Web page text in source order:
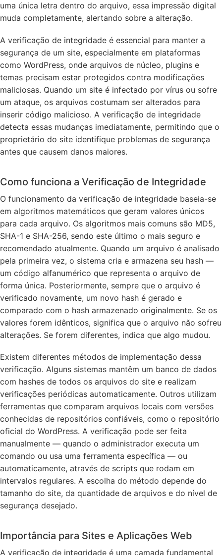
uma única letra dentro do arquivo, essa impressão digital
muda completamente, alertando sobre a alteração.
A verificação de integridade é essencial para manter a
segurança de um site, especialmente em plataformas
como WordPress, onde arquivos de núcleo, plugins e
temas precisam estar protegidos contra modificações
maliciosas. Quando um site é infectado por vírus ou sofre
um ataque, os arquivos costumam ser alterados para
inserir código malicioso. A verificação de integridade
detecta essas mudanças imediatamente, permitindo que o
proprietário do site identifique problemas de segurança
antes que causem danos maiores.
Como funciona a Verificação de Integridade
O funcionamento da verificação de integridade baseia-se
em algoritmos matemáticos que geram valores únicos
para cada arquivo. Os algoritmos mais comuns são MD5,
SHA-1 e SHA-256, sendo este último o mais seguro e
recomendado atualmente. Quando um arquivo é analisado
pela primeira vez, o sistema cria e armazena seu hash —
um código alfanumérico que representa o arquivo de
forma única. Posteriormente, sempre que o arquivo é
verificado novamente, um novo hash é gerado e
comparado com o hash armazenado originalmente. Se os
valores forem idênticos, significa que o arquivo não sofreu
alterações. Se forem diferentes, indica que algo mudou.
Existem diferentes métodos de implementação dessa
verificação. Alguns sistemas mantêm um banco de dados
com hashes de todos os arquivos do site e realizam
verificações periódicas automaticamente. Outros utilizam
ferramentas que comparam arquivos locais com versões
conhecidas de repositórios confiáveis, como o repositório
oficial do WordPress. A verificação pode ser feita
manualmente — quando o administrador executa um
comando ou usa uma ferramenta específica — ou
automaticamente, através de scripts que rodam em
intervalos regulares. A escolha do método depende do
tamanho do site, da quantidade de arquivos e do nível de
segurança desejado.
Importância para Sites e Aplicações Web
A verificação de integridade é uma camada fundamental